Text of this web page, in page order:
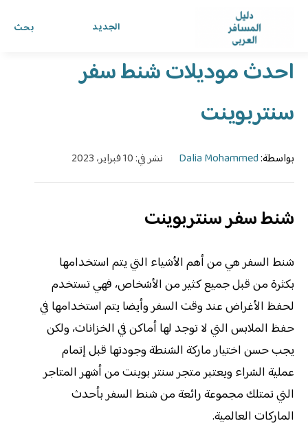
بحث الجديد
دليل المسافر العربي ›الدليل›
احدث موديلات شنط سفر
سنتربوينت
بواسطة:Dalia Mohammed نشر في: 10 فبراير، 2023
شنط سفر سنتربوينت
شنط السفر هي من أهم الأشياء التي يتم استخدامها
بكثرة من قبل جميع كثير من الأشخاص، فهي تستخدم
لحفظ الأغراض عند وقت السفر وأيضا يتم استخدامها في
حفظ الملابس التي لا توجد لها أماكن في الخزانات، ولكن
يجب حسن اختيار ماركة الشنطة وجودتها قبل إتمام
عملية الشراء ويعتبر متجر سنتر بوينت من أشهر المتاجر
التي تمتلك مجموعة رائعة من شنط السفر بأحدث
الماركات العالمية.